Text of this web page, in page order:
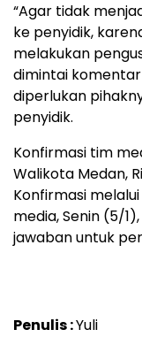
“Agar tidak
ke penyidik,
melakukan
dimintai
diperlukan
penyidik.
Konfirmasi tim
Walikota Medan,
Konfirmasi
media, Senin (5/
jawaban untuk
Penulis :Yuli